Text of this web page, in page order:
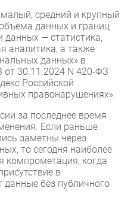
средний и крупный
данных и границ
данных — статистика,
аналитика, а также
данных» в
30.11.2024 N 420-ФЗ
Российской
правонарушениях».
за последнее время
Если раньше
заметны через
то сегодня наиболее
компрометация, когда
в
данные без публичного